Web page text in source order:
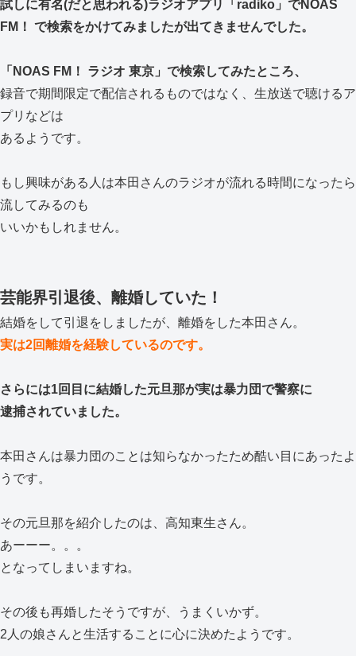
試しに有名(だと思われる)ラジオアプリ「radiko」でNOAS
FM！ で検索をかけてみましたが出てきませんでした。
「NOAS FM！ ラジオ 東京」で検索してみたところ、
録音で期間限定で配信されるものではなく、生放送で聴けるア
プリなどは
あるようです。
もし興味がある人は本田さんのラジオが流れる時間になったら
流してみるのも
いいかもしれません。
芸能界引退後、離婚していた！
結婚をして引退をしましたが、離婚をした本田さん。
実は2回離婚を経験しているのです。
さらには1回目に結婚した元旦那が実は暴力団で警察に
逮捕されていました。
本田さんは暴力団のことは知らなかったため酷い目にあったよ
うです。
その元旦那を紹介したのは、高知東生さん。
あーーー。。。
となってしまいますね。
その後も再婚したそうですが、うまくいかず。
2人の娘さんと生活することに心に決めたようです。